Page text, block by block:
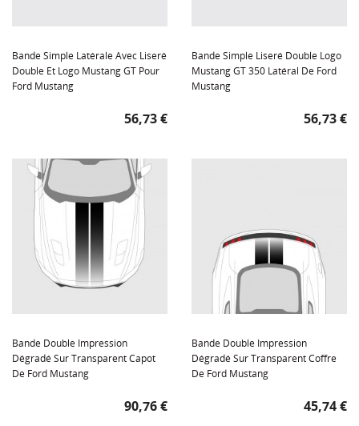
Bande Simple Latérale Avec Liseré
Double Et Logo Mustang GT Pour
Ford Mustang
Prix
56,73 €
Bande Simple Liseré Double Logo
Mustang GT 350 Latéral De Ford
Mustang
Prix
56,73 €
Bande Double Impression
Dégradé Sur Transparent Capot
De Ford Mustang
Prix
90,76 €
Bande Double Impression
Dégradé Sur Transparent Coffre
De Ford Mustang
Prix
45,74 €